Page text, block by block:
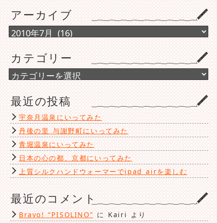
アーカイブ
ア
ー
イ
ブ
カテゴリー
カ
テ
リ
ー
最近の投稿
宇奈月温泉にいってみた
丹後の里 与謝野町にいってみた
青堀温泉にいってみた
日本の心の都、京都にいってみた
上質シルクハンドウォーマーでipad airを楽しむ
最近のコメント
Bravo! “PISOLINO” に Kairi より